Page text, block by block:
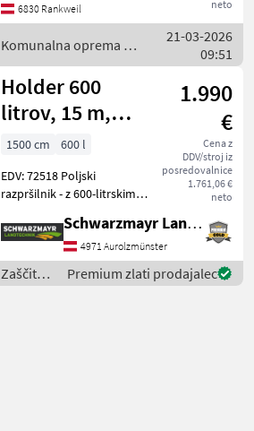
neto
Kubota 1505 T Motor Bstd.:
5691 h gorivo: Dizel
Komunalna oprema Komu
6830 Rankweil
Komunalna oprema /
Holder
21-03-2026
09:51
Holder 600
litrov, 15 m,
hidravlično
1.990
€
Cena z
DDV/stroj iz
posredovalnice
1.761,06 €
neto
1500 cm
600 l
EDV: 72518 Poljski
razpršilnik - z 600-litrskim
metrskim hidravlično
zložljivim razpršilnim
okvirjem - s hidravličnim
nastavljanjem višine - s 5
Schwarzmayr Landtechnik GmbH - Aurolzmünster
4971 Aurolzmünster
Zaščita
rastlin /
Premium zlati prodajalec